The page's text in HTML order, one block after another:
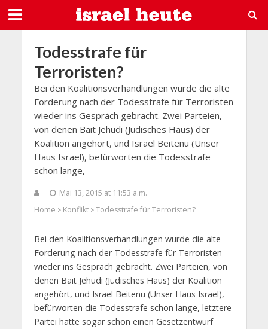
Todesstrafe für
Terroristen?
Bei den Koalitionsverhandlungen wurde die alte
Forderung nach der Todesstrafe für Terroristen
wieder ins Gespräch gebracht. Zwei Parteien,
von denen Bait Jehudi (Jüdisches Haus) der
Koalition angehört, und Israel Beitenu (Unser
Haus Israel), befürworten die Todesstrafe
schon lange,
Mai 13, 2015 at 11:53 a.m.
Home > Konflikt> Todesstrafe für Terroristen?
Bei den Koalitionsverhandlungen wurde die alte
Forderung nach der Todesstrafe für Terroristen
wieder ins Gespräch gebracht. Zwei Parteien, von
denen Bait Jehudi (Jüdisches Haus) der Koalition
angehört, und Israel Beitenu (Unser Haus Israel),
befürworten die Todesstrafe schon lange, letztere
Partei hatte sogar schon einen Gesetzentwurf